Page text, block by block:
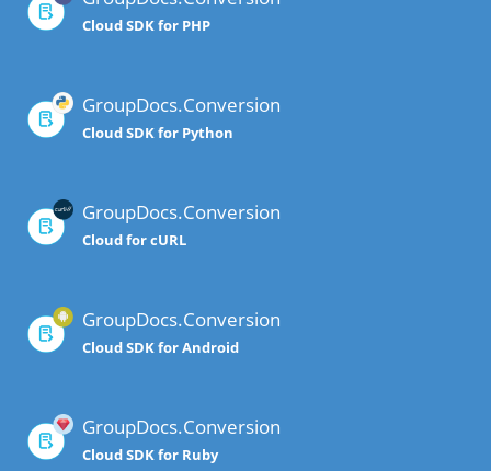
Cloud SDK for PHP
GroupDocs.Conversion
Cloud SDK for Python
GroupDocs.Conversion
Cloud for cURL
GroupDocs.Conversion
Cloud SDK for Android
GroupDocs.Conversion
Cloud SDK for Ruby